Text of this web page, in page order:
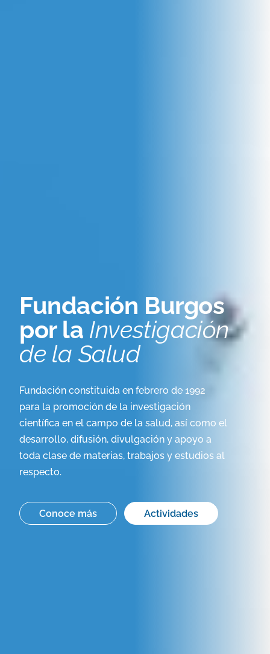
Fundación Burgos
por la Investigación
de la Salud
Fundación constituida en febrero de 1992
para la promoción de la investigación
científica en el campo de la salud, así como el
desarrollo, difusión, divulgación y apoyo a
toda clase de materias, trabajos y estudios al
respecto.
Conoce más Actividades